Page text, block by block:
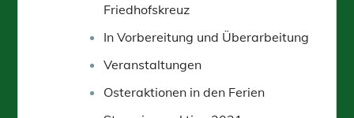
Friedhofskreuz
In Vorbereitung und Überarbeitung
Veranstaltungen
Osteraktionen in den Ferien